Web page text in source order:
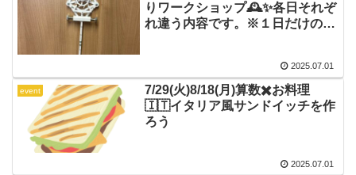
りワークショップ🕰️✨各日それぞ
れ違う内容です。※１日だけのご
2025.07.01
event
7/29(火)8/18(月)算数✖️お料理
🇮🇹イタリア風サンドイッチを作
ろう
2025.07.01